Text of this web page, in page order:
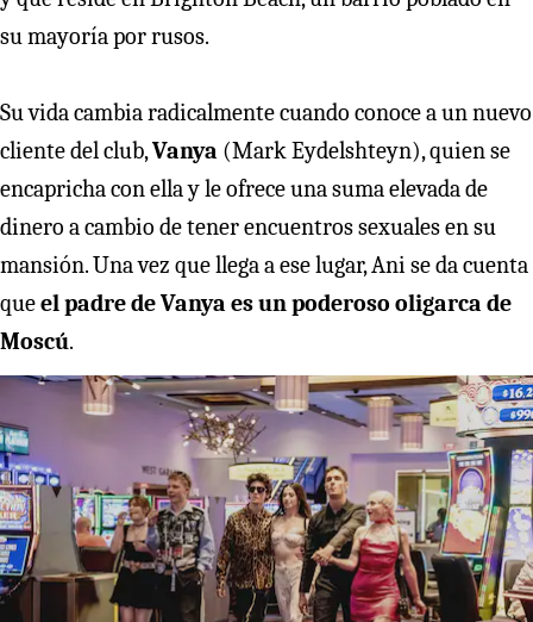
su mayoría por rusos.
Su vida cambia radicalmente cuando conoce a un nuevo
cliente del club,Vanya (Mark Eydelshteyn), quien se
encapricha con ella y le ofrece una suma elevada de
dinero a cambio de tener encuentros sexuales en su
mansión. Una vez que llega a ese lugar, Ani se da cuenta
queel padre de Vanya es un poderoso oligarca de
Moscú.